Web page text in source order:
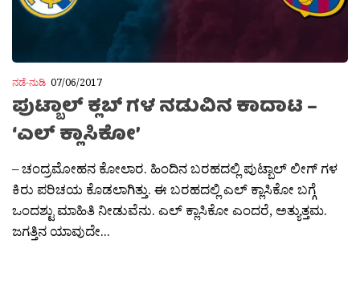
ನಡೆ-ನುಡಿ 07/06/2017
ಪುಟ್ಬಾಲ್ ಕ್ಲಬ್ ಗಳ ನಡುವಿನ ಕಾದಾಟ –
‘ಎಲ್ ಕ್ಲಾಸಿಕೋ’
– ಚಂದ್ರಮೋಹನ ಕೋಲಾರ. ಹಿಂದಿನ ಬರಹದಲ್ಲಿ ಪುಟ್ಬಾಲ್ ಲೀಗ್ ಗಳ
ಕಿರು ಪರಿಚಯ ಕೊಡಲಾಗಿತ್ತು. ಈ ಬರಹದಲ್ಲಿ ಎಲ್ ಕ್ಲಾಸಿಕೋ ಬಗ್ಗೆ
ಒಂದಶ್ಟು ಮಾಹಿತಿ ನೀಡುವೆನು. ಎಲ್ ಕ್ಲಾಸಿಕೋ ಎಂದರೆ, ಅತ್ಯುತ್ತಮ.
ಜಗತ್ತಿನ ಯಾವುದೇ...